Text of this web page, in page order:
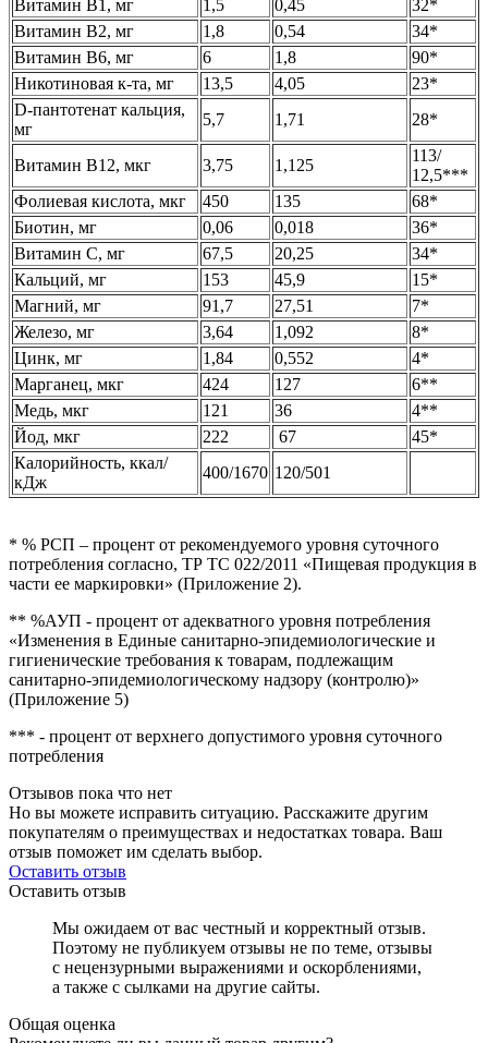
Витамин В1, мг 1,5 0,45
32*
Витамин В2, мг
1,8 0,54
34*
Витамин В6, мг
6 1,8
90*
Никотиновая к-та, мг
13,5 4,05
23*
D-пантотенат кальция,
мг
5,7 1,71 28*
Витамин B12, мкг 3,75 1,125
113/
12,5***
Фолиевая кислота, мкг
450 135
68*
Биотин, мг
0,06 0,018
36*
Витамин С, мг
67,5 20,25
34*
Кальций, мг
153 45,9
15*
Магний, мг
91,7 27,51
7*
Железо, мг
3,64 1,092
8*
Цинк, мг
1,84 0,552
4*
Марганец, мкг
424 127
6**
Медь, мкг
121 36
4**
Йод, мкг
222 67
45*
Калорийность, ккал/
кДж
400/1670 120/501
* % РСП – процент от рекомендуемого уровня суточного
потребления согласно, ТР ТС 022/2011 «Пищевая продукция в
части ее маркировки» (Приложение 2).
** %АУП - процент от адекватного уровня потребления
«Изменения в Единые санитарно-эпидемиологические и
гигиенические требования к товарам, подлежащим
санитарно-эпидемиологическому надзору (контролю)»
(Приложение 5)
*** - процент от верхнего допустимого уровня суточного
потребления
Отзывов пока что нет
Но вы можете исправить ситуацию. Расскажите другим
покупателям о преимуществах и недостатках товара. Ваш
отзыв поможет им сделать выбор.
Оставить отзыв
Оставить отзыв
Мы ожидаем от вас честный и корректный отзыв.
Поэтому не публикуем отзывы не по теме, отзывы
с нецензурными выражениями и оскорблениями,
а также с сылками на другие сайты.
Общая оценка